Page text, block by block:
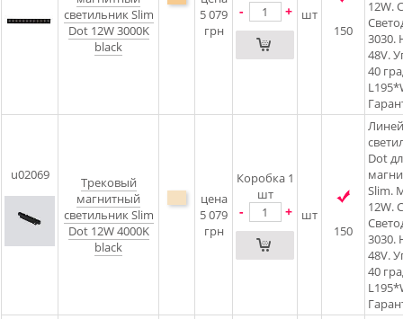
светильник Slim
Dot 12W 3000K
black
5 079
грн
- +
шт
150
12W.
3030.
48V.
40
u02069
Трековый
магнитный
светильник Slim
Dot 12W 4000K
black
цена
5 079
грн
Коробка 1
шт
- +
шт
150
Dot
Slim.
12W.
3030.
48V.
40